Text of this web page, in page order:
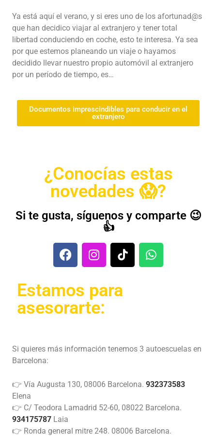
Ya está aquí el verano, y si eres uno de los afortunad@s
que han decidico viajar al extranjero y tener total
libertad conduciendo en coche, esto te interesa. Ya sea
por que estemos planeando un viaje o hayamos
decidido llevar nuestro propio automóvil al extranjero
por un período de tiempo, es…
Documentos imprescindibles para conducir en el
extranjero
¿Conocías estas
novedades 😱?
Si te gusta, síguenos y comparte 😉
👍
Estamos para
asesorarte:
Si quieres más información tenemos 3 autoescuelas en
Barcelona:
👉 Vía Augusta 130, 08006 Barcelona. 932373583
Elena
👉 C/ Teodora Lamadrid 52-60, 08022 Barcelona.
934175787 Laia
👉 Ronda general mitre 248. 08006 Barcelona.